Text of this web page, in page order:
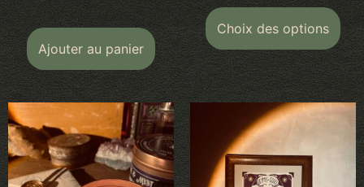
Ajouter au panier
Choix des options